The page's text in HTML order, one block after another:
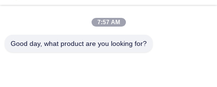
7:57 AM
Good day, what product are you looking for?